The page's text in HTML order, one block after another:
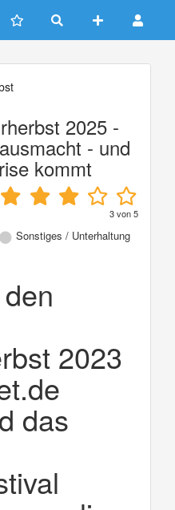
2025 -
- und
kommt
3von5
Sonstiges / Unterhaltung
2023
das